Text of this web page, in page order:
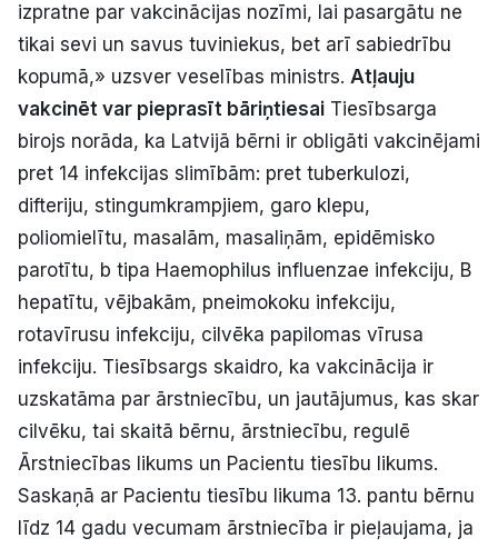
izpratne par vakcinācijas nozīmi, lai pasargātu ne
tikai sevi un savus tuviniekus, bet arī sabiedrību
kopumā,» uzsver veselības ministrs. Atļauju
vakcinēt var pieprasīt bāriņtiesai Tiesībsarga
birojs norāda, ka Latvijā bērni ir obligāti vakcinējami
pret 14 infekcijas slimībām: pret tuberkulozi,
difteriju, stingumkrampjiem, garo klepu,
poliomielītu, masalām, masaliņām, epidēmisko
parotītu, b tipa Haemophilus influenzae infekciju, B
hepatītu, vējbakām, pneimokoku infekciju,
rotavīrusu infekciju, cilvēka papilomas vīrusa
infekciju. Tiesībsargs skaidro, ka vakcinācija ir
uzskatāma par ārstniecību, un jautājumus, kas skar
cilvēku, tai skaitā bērnu, ārstniecību, regulē
Ārstniecības likums un Pacientu tiesību likums.
Saskaņā ar Pacientu tiesību likuma 13. pantu bērnu
līdz 14 gadu vecumam ārstniecība ir pieļaujama, ja